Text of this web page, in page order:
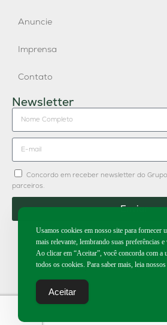
Anuncie
Imprensa
Contato
Newsletter
Concordo em receber newsletter do
parceiros.
Enviar
2026 | Todos os direitos
Usamos cookies em nosso site para fornecer
mais relevante, lembrando suas preferências e
Ao clicar em “Aceitar”, você concorda com a
todos os cookies. Para saber mais, leia nossos
Aceitar